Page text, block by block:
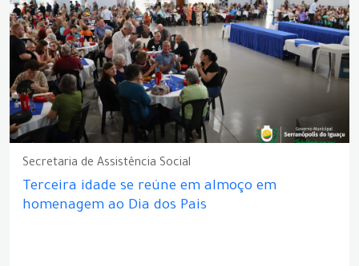
Secretaria de Assistência Social
Terceira idade se reúne em almoço em
homenagem ao Dia dos Pais